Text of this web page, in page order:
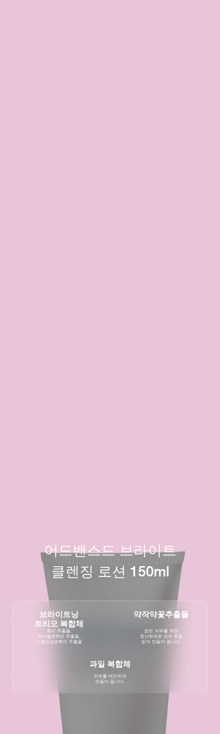
어드밴스드 브라이트
클렌징 로션 150ml
브라이트닝
트리오 복합체
흑미 추출물,
마시멜로뿌리 추출물,
스페인감초뿌리 추출물
약작약꽃추출물
맑은 피부를 위한
항산화제로 피부 톤을
맑게 만들어 줍니다.
과일 복합체
피부를 매끈하게
만들어 줍니다.